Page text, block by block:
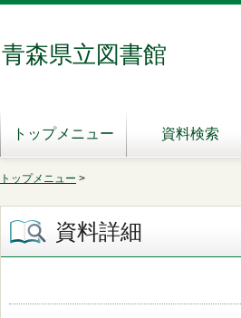
青森県立図書館
トップメニュー 資料検索
トップメニュー >
資料詳細